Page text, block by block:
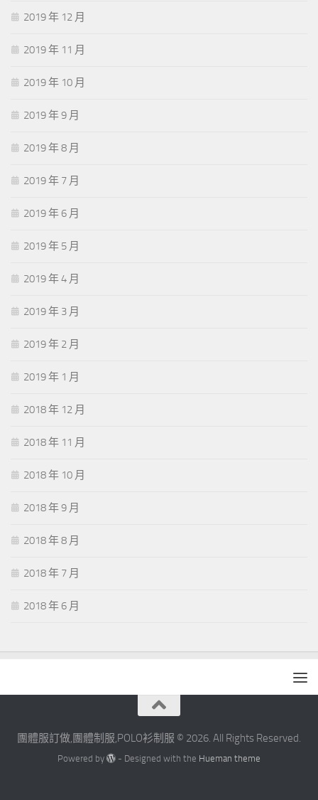
2019 年 12 月
2019 年 11 月
2019 年 10 月
2019 年 9 月
2019 年 8 月
2019 年 7 月
2019 年 6 月
2019 年 5 月
2019 年 4 月
2019 年 3 月
2019 年 2 月
2019 年 1 月
2018 年 12 月
2018 年 11 月
2018 年 10 月
2018 年 9 月
2018 年 8 月
2018 年 7 月
2018 年 6 月
團體服訂做,團體制服,POLO衫制服 © 2026. All Rights Reserved.
Powered by - Designed with the Hueman theme